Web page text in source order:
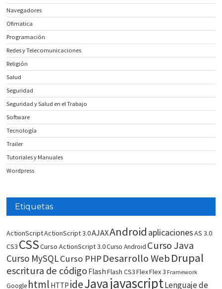
Navegadores
Ofimatica
Programación
Redes y Telecomunicaciones
Religión
Salud
Seguridad
Seguridad y Salud en el Trabajo
Software
Tecnología
Trailer
Tutoriales y Manuales
Wordpress
Etiquetas
ActionScriptActionScript 3.0AJAXAndroid aplicacionesAS 3.0
CS3 CSSCurso ActionScript 3.0Curso Android Curso Java
Curso MySQLCurso PHP Desarrollo WebDrupal
escritura de código FlashFlash CS3FlexFlex 3 Framework
Google html HTTP ideJavajavascriptLenguaje de